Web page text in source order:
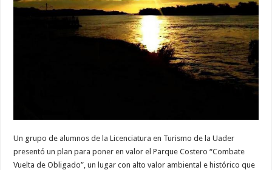
Un grupo de alumnos de la Licenciatura en Turismo de la Uader
presentó un plan para poner en valor el Parque Costero “Combate
Vuelta de Obligado”, un lugar con alto valor ambiental e histórico que